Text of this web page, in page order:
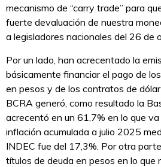
mecanismo de “carry trade” para
fuerte devaluación de nuestra
a legisladores nacionales del 26 de
Por un lado, han acrecentado la
básicamente financiar el pago de
en pesos y de los contratos de
BCRA generó, como resultado la
acrecentó en un 61,7% en lo que
inflación acumulada a julio 2025
INDEC fue del 17,3%. Por otra
títulos de deuda en pesos en lo que